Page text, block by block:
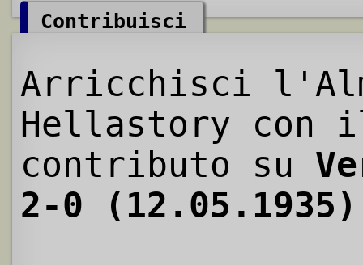
Contribuisci
Arricchisci
Hellastory con
contributo su
2-0 (12.05.1935)